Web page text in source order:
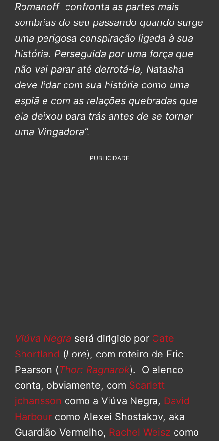
Romanoff confronta as partes mais
sombrias do seu passando quando surge
uma perigosa conspiração ligada à sua
história. Perseguida por uma força que
não vai parar até derrotá-la, Natasha
deve lidar com sua história como uma
espiã e com as relações quebradas que
ela deixou para trás antes de se tornar
uma Vingadora”.
PUBLICIDADE
Viúva Negra será dirigido por Cate
Shortland (Lore), com roteiro de Eric
Pearson (Thor: Ragnarok). O elenco
conta, obviamente, com Scarlett
johansson como a Viúva Negra, David
Harbour como Alexei Shostakov, aka
Guardião Vermelho, Rachel Weisz como